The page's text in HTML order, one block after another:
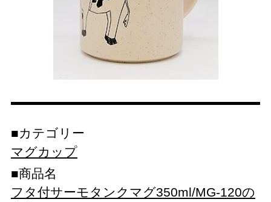
カテゴリー
マグカップ
商品名
フタ付サーモタンクマグ350ml/MG-120の